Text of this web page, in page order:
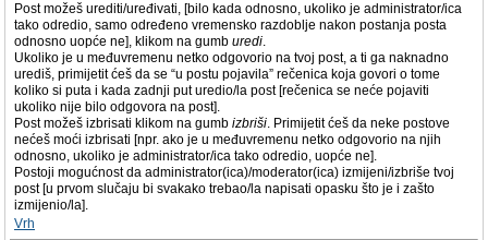
Post možeš urediti/uređivati, [bilo kada odnosno, ukoliko je administrator/ica
tako odredio, samo određeno vremensko razdoblje nakon postanja posta
odnosno uopće ne], klikom na gumb uredi.
Ukoliko je u međuvremenu netko odgovorio na tvoj post, a ti ga naknadno
urediš, primijetit ćeš da se “u postu pojavila” rečenica koja govori o tome
koliko si puta i kada zadnji put uredio/la post [rečenica se neće pojaviti
ukoliko nije bilo odgovora na post].
Post možeš izbrisati klikom na gumb izbriši. Primijetit ćeš da neke postove
nećeš moći izbrisati [npr. ako je u međuvremenu netko odgovorio na njih
odnosno, ukoliko je administrator/ica tako odredio, uopće ne].
Postoji mogućnost da administrator(ica)/moderator(ica) izmijeni/izbriše tvoj
post [u prvom slučaju bi svakako trebao/la napisati opasku što je i zašto
izmijenio/la].
Vrh